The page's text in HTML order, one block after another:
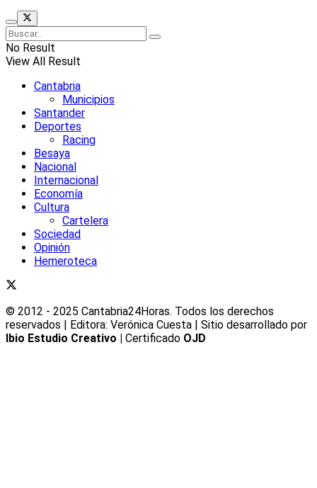
No Result
View All Result
Cantabria
Municipios
Santander
Deportes
Racing
Besaya
Nacional
Internacional
Economía
Cultura
Cartelera
Sociedad
Opinión
Hemeroteca
© 2012 - 2025 Cantabria24Horas. Todos los derechos
reservados | Editora: Verónica Cuesta | Sitio desarrollado por
Ibio Estudio Creativo | Certificado OJD